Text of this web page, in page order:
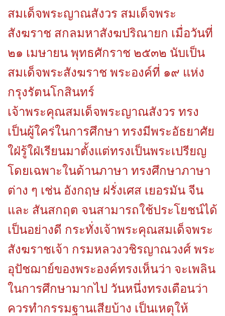
สมเด็จพระญาณสังวร สมเด็จพระ
สังฆราช สกลมหาสังฆปริณายก เมื่อวันที่
๒๑ เมษายน พุทธศักราช ๒๕๓๒ นับเป็น
สมเด็จพระสังฆราช พระองค์ที่ ๑๙ แห่ง
กรุงรัตนโกสินทร์
เจ้าพระคุณสมเด็จพระญาณสังวร ทรง
เป็นผู้ใคร่ในการศึกษา ทรงมีพระอัธยาศัย
ใฝ่รู้ใฝ่เรียนมาตั้งแต่ทรงเป็นพระเปรียญ
โดยเฉพาะในด้านภาษา ทรงศึกษาภาษา
ต่าง ๆ เช่น อังกฤษ ฝรั่งเศส เยอรมัน จีน
และ สันสกฤต จนสามารถใช้ประโยชน์ได้
เป็นอย่างดี กระทั่งเจ้าพระคุณสมเด็จพระ
สังฆราชเจ้า กรมหลวงวชิรญาณวงศ์ พระ
อุปัชฌาย์ของพระองค์ทรงเห็นว่า จะเพลิน
ในการศึกษามากไป วันหนึ่งทรงเตือนว่า
ควรทำกรรมฐานเสียบ้าง เป็นเหตุให้